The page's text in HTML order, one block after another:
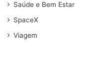
Saúde e Bem Estar
SpaceX
Viagem